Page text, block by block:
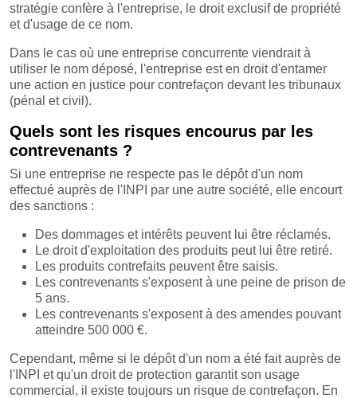
stratégie confère à l'entreprise, le droit exclusif de propriété
et d'usage de ce nom.
Dans le cas où une entreprise concurrente viendrait à
utiliser le nom déposé, l'entreprise est en droit d'entamer
une action en justice pour contrefaçon devant les tribunaux
(pénal et civil).
Quels sont les risques encourus par les
contrevenants ?
Si une entreprise ne respecte pas le dépôt d'un nom
effectué auprès de l'INPI par une autre société, elle encourt
des sanctions :
Des dommages et intérêts peuvent lui être réclamés.
Le droit d'exploitation des produits peut lui être retiré.
Les produits contrefaits peuvent être saisis.
Les contrevenants s'exposent à une peine de prison de
5 ans.
Les contrevenants s'exposent à des amendes pouvant
atteindre 500 000 €.
Cependant, même si le dépôt d'un nom a été fait auprès de
l'INPI et qu'un droit de protection garantit son usage
commercial, il existe toujours un risque de contrefaçon. En